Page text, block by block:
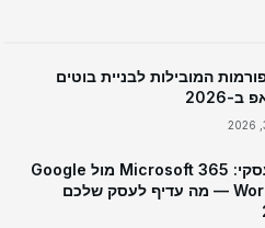
המובילות לבניית בוטים
2026
אימייל עסקי: Microsoft 365 מול Google
Workspace — מה עדיף לעסק שלכם